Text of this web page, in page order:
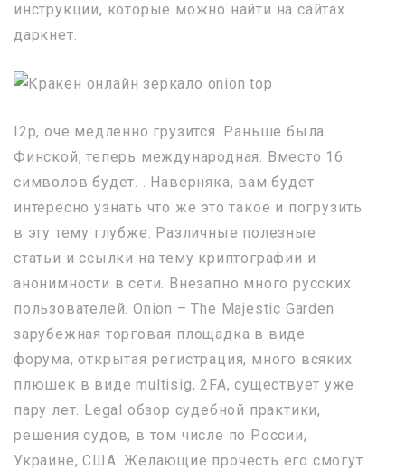
инструкции, которые можно найти на сайтах
даркнет.
I2p, оче медленно грузится. Раньше была
Финской, теперь международная. Вместо 16
символов будет. . Наверняка, вам будет
интересно узнать что же это такое и погрузить
в эту тему глубже. Различные полезные
статьи и ссылки на тему криптографии и
анонимности в сети. Внезапно много русских
пользователей. Onion – The Majestic Garden
зарубежная торговая площадка в виде
форума, открытая регистрация, много всяких
плюшек в виде multisig, 2FA, существует уже
пару лет. Legal обзор судебной практики,
решения судов, в том числе по России,
Украине, США. Желающие прочесть его смогут